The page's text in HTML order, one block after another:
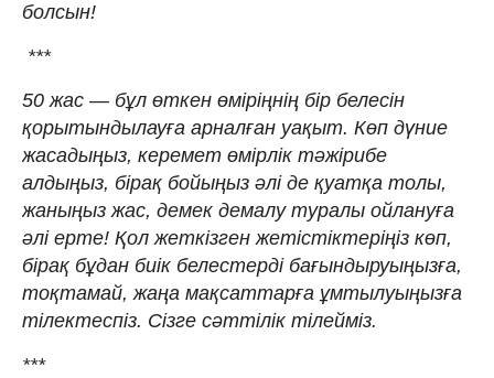
болсын!
***
50 жас — бұл өткен өміріңнің бір белесін
қорытындылауға арналған уақыт. Көп дүние
жасадыңыз, керемет өмірлік тәжірибе
алдыңыз, бірақ бойыңыз әлі де қуатқа толы,
жаныңыз жас, демек демалу туралы ойлануға
әлі ерте! Қол жеткізген жетістіктеріңіз көп,
бірақ бұдан биік белестерді бағындыруыңызға,
тоқтамай, жаңа мақсаттарға ұмтылуыңызға
тілектеспіз. Сізге сәттілік тілейміз.
***